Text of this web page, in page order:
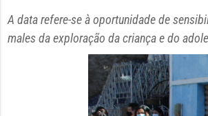
A data refere-se à oportunidade de
males da exploração da criança e do